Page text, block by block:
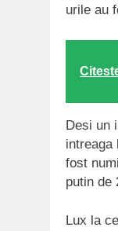
urile au
Desi un
intreaga
fost
putin de
Lux la